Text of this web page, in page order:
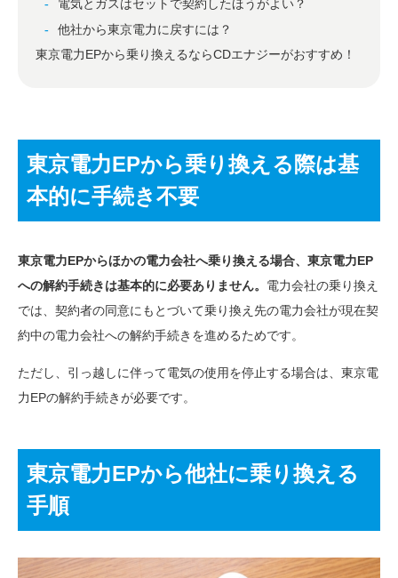
電気とガスはセットで契約したほうがよい？
他社から東京電力に戻すには？
東京電力EPから乗り換えるならCDエナジーがおすすめ！
東京電力EPから乗り換える際は基
本的に手続き不要
東京電力EPからほかの電力会社へ乗り換える場合、東京電力EP
への解約手続きは基本的に必要ありません。 電力会社の乗り換え
では、契約者の同意にもとづいて乗り換え先の電力会社が現在契
約中の電力会社への解約手続きを進めるためです。
ただし、引っ越しに伴って電気の使用を停止する場合は、東京電
力EPの解約手続きが必要です。
東京電力EPから他社に乗り換える
手順